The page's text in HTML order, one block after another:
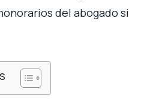
del abogado si